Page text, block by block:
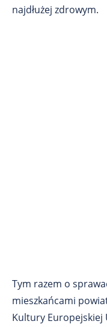
najdłużej zdrowym.
Tym razem o
mieszkańcami
Kultury Europejskiej